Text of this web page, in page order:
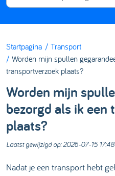
Startpagina
Transport
Worden mijn spullen
transportverzoek plaats?
Worden mijn
bezorgd als ik
plaats?
Laatst gewijzigd op: 2026-07-15 17:48
Nadat je een transport hebt